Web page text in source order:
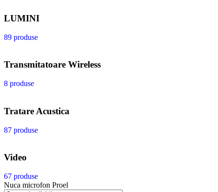
LUMINI
89 produse
Transmitatoare Wireless
8 produse
Tratare Acustica
87 produse
Video
67 produse
Nuca microfon Proel